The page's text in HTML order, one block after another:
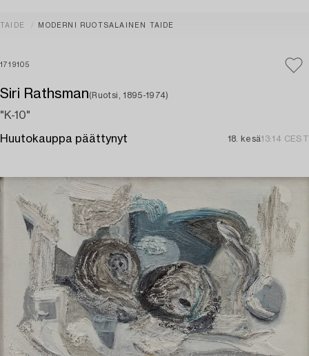
TAIDE MODERNI RUOTSALAINEN TAIDE
1719105
Siri Rathsman(Ruotsi, 1895-1974)
"K-10"
Huutokauppa päättynyt 18. kesä13:14 CEST